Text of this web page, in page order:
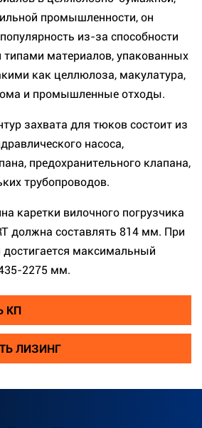
промышленности, он
из-за способности
материалов, упакованных
как целлюлоза, макулатура,
и промышленные отходы.
захвата для тюков состоит из
насоса,
предохранительного клапана,
трубопроводов.
каретки вилочного погрузчика
должна составлять 814 мм. При
максимальный
2275 мм.
КП
ЛИЗИНГ